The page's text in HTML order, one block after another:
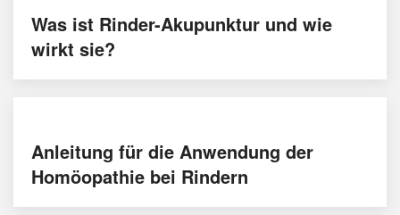
Was ist Rinder-Akupunktur und wie
wirkt sie?
Anleitung für die Anwendung der
Homöopathie bei Rindern